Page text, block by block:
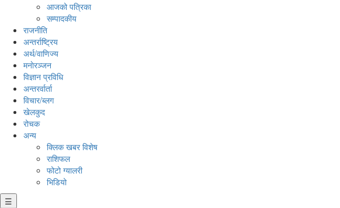
आजको पत्रिका
सम्पादकीय
राजनीति
अन्तर्राष्ट्रिय
अर्थ/वाणिज्य
मनाेरञ्जन
विज्ञान प्रविधि
अन्तरर्वार्ता
विचार/ब्लग
खेलकुद
रोचक
अन्य
क्लिक खबर विशेष
राशिफल
फोटो ग्यालरी
भिडियो
☰